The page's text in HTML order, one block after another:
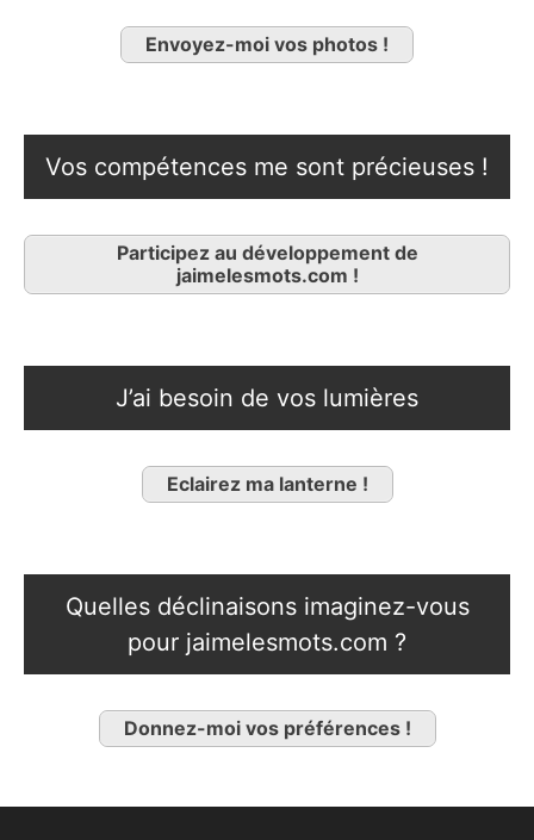
Envoyez-moi vos photos !
Vos compétences me sont précieuses !
Participez au développement de
jaimelesmots.com !
J’ai besoin de vos lumières
Eclairez ma lanterne !
Quelles déclinaisons imaginez-vous
pour jaimelesmots.com ?
Donnez-moi vos préférences !